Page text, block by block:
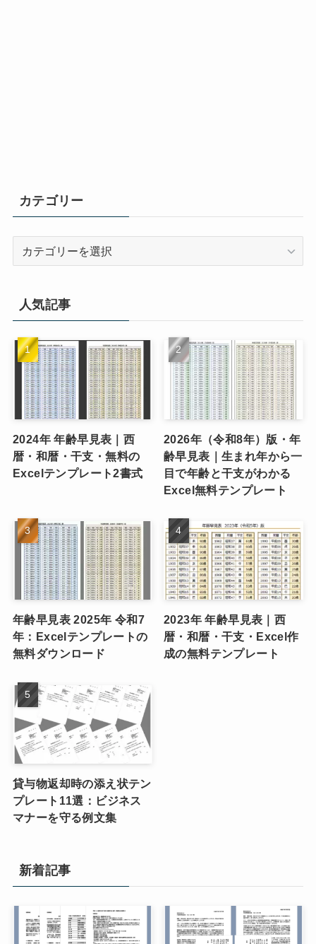
カテゴリー
ー
人気記事
2024年 年齢早見表｜西
暦・和暦・干支・無料の
Excelテンプレート2書式
2026年（令和8年）版・年
齢早見表｜生まれ年から一
目で年齢と干支がわかる
Excel無料テンプレート
年齢早見表 2025年 令和7
年：Excelテンプレートの
無料ダウンロード
2023年 年齢早見表｜西
暦・和暦・干支・Excel作
成の無料テンプレート
貸与物返却時の添え状テン
プレート11選：ビジネス
マナーを守る例文集
新着記事